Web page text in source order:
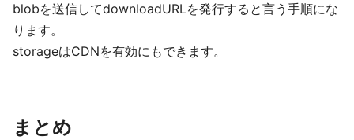
blobを送信してdownloadURLを発行すると言う手順にな
ります。
storageはCDNを有効にもできます。
まとめ